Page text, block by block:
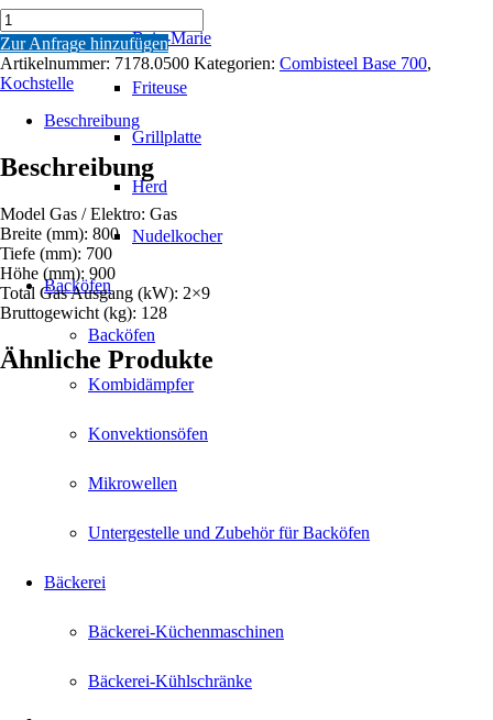
Bain-Marie
Friteuse
Grillplatte
Herd
Nudelkocher
Backöfen
Backöfen
Kombidämpfer
Konvektionsöfen
Mikrowellen
Untergestelle und Zubehör für Backöfen
Bäckerei
Bäckerei-Küchenmaschinen
Bäckerei-Kühlschränke
BASE
700
GAS
LAVASTEINGRILL
Menge
Zur Anfrage hinzufügen
Artikelnummer: 7178.0500 Kategorien: Combisteel Base 700,
Kochstelle
Beschreibung
Beschreibung
Model Gas / Elektro: Gas
Breite (mm): 800
Tiefe (mm): 700
Höhe (mm): 900
Total Gas Ausgang (kW): 2×9
Bruttogewicht (kg): 128
Ähnliche Produkte